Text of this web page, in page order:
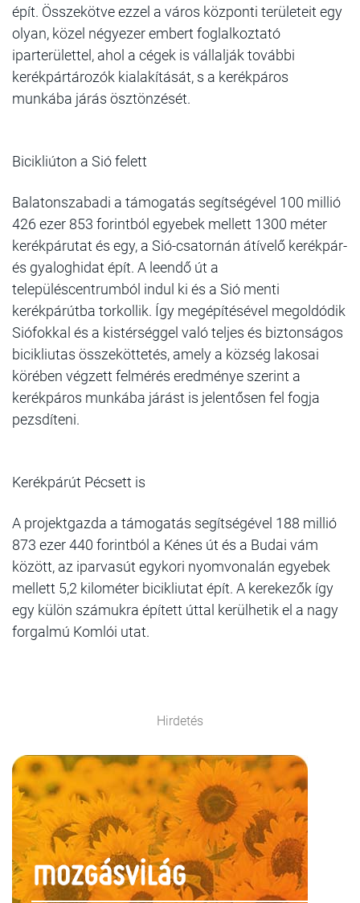
épít. Összekötve ezzel a város központi területeit egy
olyan, közel négyezer embert foglalkoztató
iparterülettel, ahol a cégek is vállalják további
kerékpártározók kialakítását, s a kerékpáros
munkába járás ösztönzését.
Bicikliúton a Sió felett
Balatonszabadi a támogatás segítségével 100 millió
426 ezer 853 forintból egyebek mellett 1300 méter
kerékpárutat és egy, a Sió-csatornán átívelő kerékpár-
és gyaloghidat épít. A leendő út a
településcentrumból indul ki és a Sió menti
kerékpárútba torkollik. Így megépítésével megoldódik
Siófokkal és a kistérséggel való teljes és biztonságos
bicikliutas összeköttetés, amely a község lakosai
körében végzett felmérés eredménye szerint a
kerékpáros munkába járást is jelentősen fel fogja
pezsdíteni.
Kerékpárút Pécsett is
A projektgazda a támogatás segítségével 188 millió
873 ezer 440 forintból a Kénes út és a Budai vám
között, az iparvasút egykori nyomvonalán egyebek
mellett 5,2 kilométer bicikliutat épít. A kerekezők így
egy külön számukra épített úttal kerülhetik el a nagy
forgalmú Komlói utat.
Hirdetés